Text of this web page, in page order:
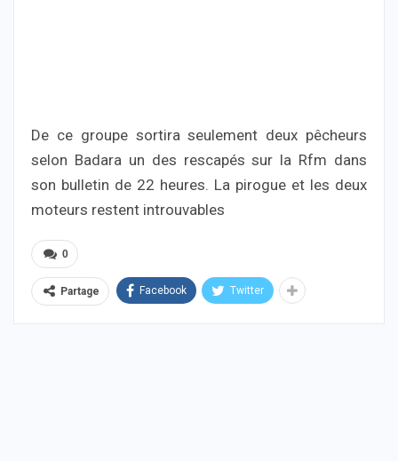
De ce groupe sortira seulement deux pêcheurs
selon Badara un des rescapés sur la Rfm dans
son bulletin de 22 heures. La pirogue et les deux
moteurs restent introuvables
0
Partage Facebook Twitter